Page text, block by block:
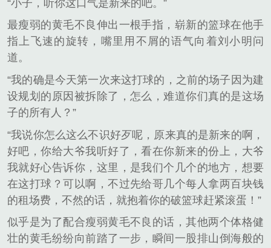
“小子，听你这口气是新来的吧。”
最瘦弱的黄毛不良伸出一根手指，崭新的篮球在他手
指上飞速的旋转，嘴里用不屑的语气向着刘小明问
道。
“我的确是今天第一次来这打球的，之前的场子因为建
设规划的原因被拆除了，怎么，难道你们真的是这场
子的所有人？”
“我说你怎么这么不识好歹呢，原来真的是新来的啊，
好吧，你给大爷我听好了，看在你新来的份上，大爷
我就好心告诉你，这里，是我们个几个的地方，想要
在这打球？可以啊，不过先给哥几个每人拿两百块钱
的租场费，不然的话，就抱着你的破篮球赶紧滚蛋！”
似乎是为了配合瘦弱黄毛不良的话，其他两个体格健
壮的黄毛纷纷向前踏了一步，瞬间一股排山倒海般的